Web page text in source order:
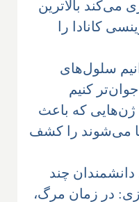
می‌کند بالاترین
کانادا را
سلول‌های
ژن‌هایی که باعث
می‌شوند را کشف
چند
در زمان مرگ،